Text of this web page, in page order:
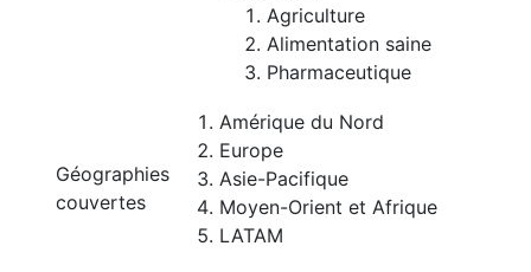
Agriculture
Alimentation saine
Pharmaceutique
Géographies
couvertes
Amérique du Nord
Europe
Asie-Pacifique
Moyen-Orient et Afrique
LATAM